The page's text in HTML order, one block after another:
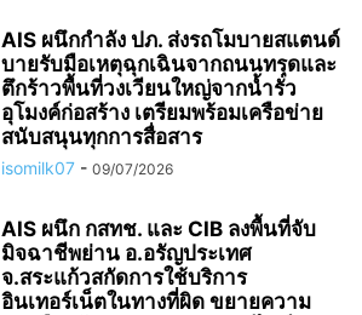
AIS ผนึกกำลัง ปภ. ส่งรถโมบายสแตนด์
บายรับมือเหตุฉุกเฉินจากถนนทรุดและ
ตึกร้าวพื้นที่วงเวียนใหญ่จากน้ำรั่ว
อุโมงค์ก่อสร้าง เตรียมพร้อมเครือข่าย
สนับสนุนทุกการสื่อสาร
isomilk07 - 09/07/2026
AIS ผนึก กสทช. และ CIB ลงพื้นที่จับ
มิจฉาชีพย่าน อ.อรัญประเทศ
จ.สระแก้วสกัดการใช้บริการ
อินเทอร์เน็ตในทางที่ผิด ขยายความ